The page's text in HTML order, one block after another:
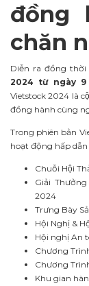
đồng
chăn
Diễn ra đồng
2024 từ ngày 9
Vietstock 2024 là
đồng hành cùng
Trong phiên bản
hoạt động hấp
Chuỗi Hội
Giải
2024
Trưng Bày
Hội Nghị &
Hội nghị An
Chương
Chương
Khu gian